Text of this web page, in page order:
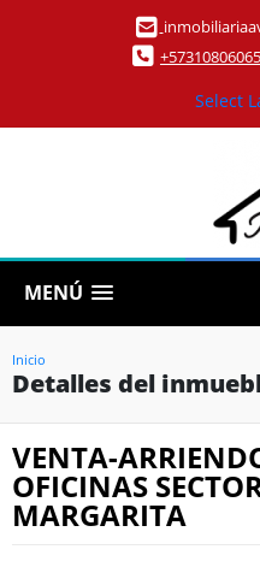
Select
MENÚ
Inicio
Detalles del
VENTA-
OFICINAS
MARGARITA